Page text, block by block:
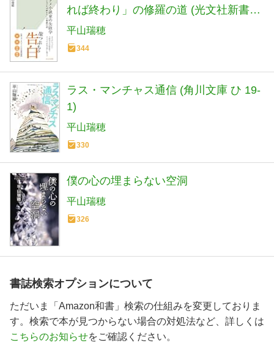
れば終わり」の修羅の道 (光文社新書
1239)
平山瑞穂
344
ラス・マンチャス通信 (角川文庫 ひ 19-
1)
平山瑞穂
330
僕の心の埋まらない空洞
平山瑞穂
326
書誌検索オプションについて
ただいま「Amazon和書」検索の仕組みを変更しておりま
す。検索で本が見つからない場合の対処法など、詳しくは
こちらのお知らせをご確認ください。